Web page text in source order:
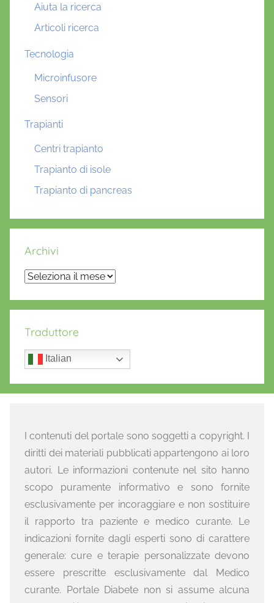
Aiuta la ricerca
Articoli ricerca
Tecnologia
Microinfusore
Sensori
Trapianti
Centri trapianto
Trapianto di isole
Trapianto di pancreas
Archivi
Archivi
Traduttore
Italian
I contenuti del portale sono soggetti a copyright. I
diritti dei materiali pubblicati appartengono ai loro
autori. Le informazioni contenute nel sito hanno
scopo puramente informativo e sono fornite
esclusivamente per incoraggiare e non sostituire
il rapporto tra paziente e medico curante. Le
indicazioni fornite dagli esperti sono di carattere
generale: cure e terapie personalizzate devono
essere prescritte esclusivamente dal Medico
curante. Portale Diabete non si assume alcuna